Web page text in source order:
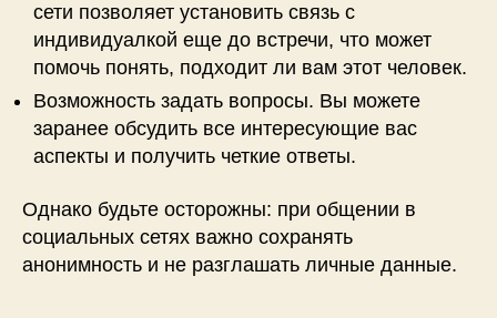
сети позволяет установить связь с
индивидуалкой еще до встречи, что может
помочь понять, подходит ли вам этот человек.
Возможность задать вопросы. Вы можете
заранее обсудить все интересующие вас
аспекты и получить четкие ответы.
Однако будьте осторожны: при общении в
социальных сетях важно сохранять
анонимность и не разглашать личные данные.